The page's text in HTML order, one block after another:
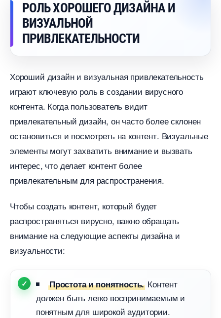
РОЛЬ ХОРОШЕГО ДИЗАЙНА И
ИЗУАЛЬНОЙ
ПРИВЛЕКАТЕЛЬНОСТИ
Хороший дизайн и визуальная привлекательность
играют ключевую роль в создании вирусного
контента. Когда пользователь видит
привлекательный дизайн, он часто более склонен
остановиться и посмотреть на контент. Визуальные
элементы могут захватить внимание и вызвать
интерес, что делает контент более
привлекательным для распространения.
Чтобы создать контент, который будет
распространяться вирусно, важно обращать
нимание на следующие аспекты дизайна и
изуальности:
Простота и понятность. Контент
должен быть легко воспринимаемым и
понятным для широкой аудитории.